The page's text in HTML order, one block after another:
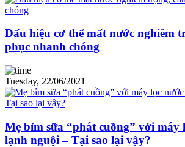
Dấu hiệu cơ thể mất nước nghiêm
phục nhanh chóng
Tuesday, 22/06/2021
Mẹ bỉm sữa “phát cuồng” với máy
lạnh nguội – Tại sao lại vậy?